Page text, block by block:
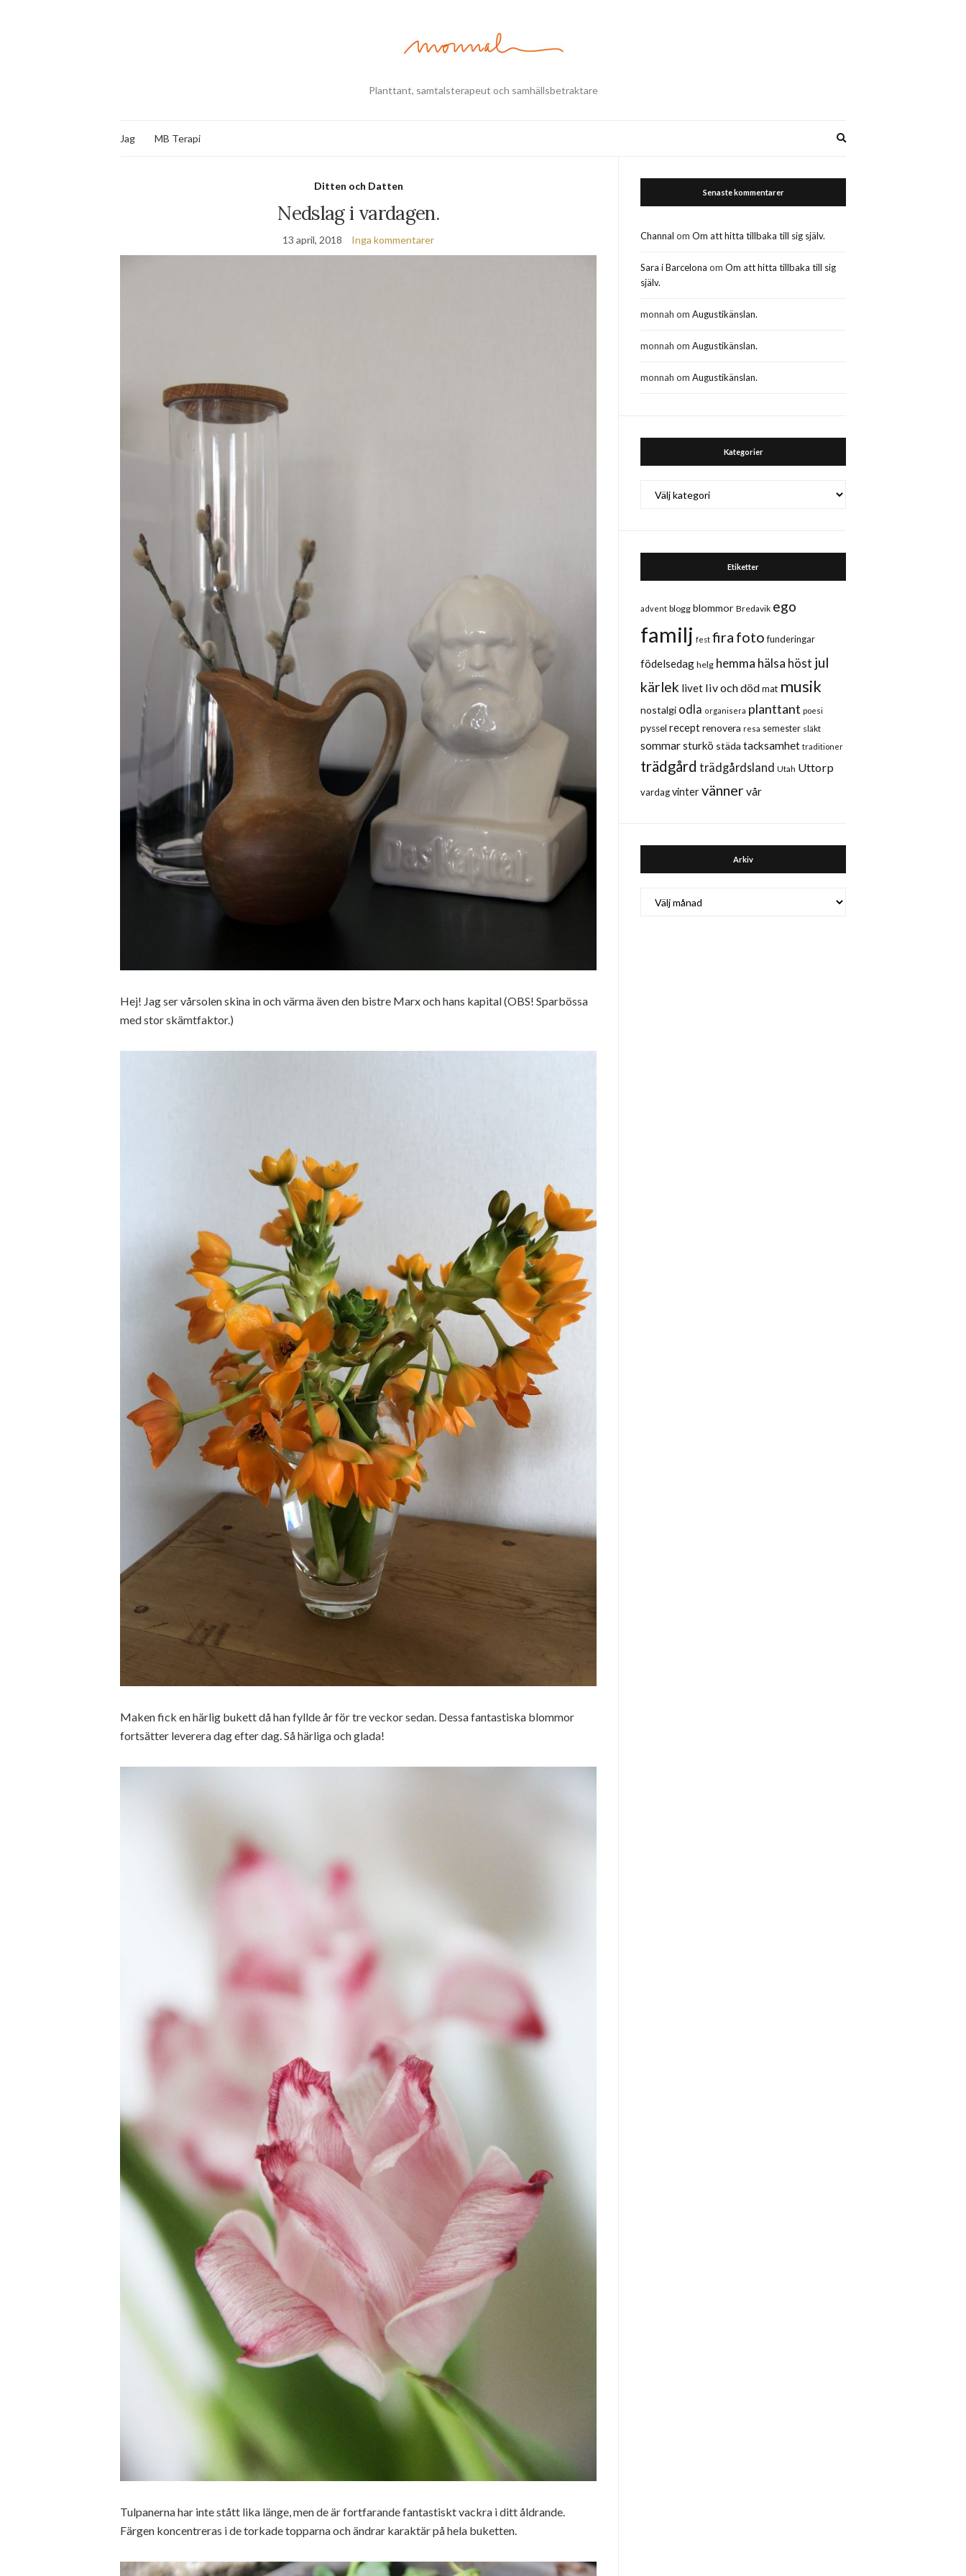
Planttant, samtalsterapeut och samhällsbetraktare
Jag MB Terapi
Ditten och Datten
Nedslag i vardagen.
13 april, 2018 Inga kommentarer
Hej! Jag ser vårsolen skina in och värma även den bistre Marx och hans kapital (OBS! Sparbössa
med stor skämtfaktor.)
Maken fick en härlig bukett då han fyllde år för tre veckor sedan. Dessa fantastiska blommor
fortsätter leverera dag efter dag. Så härliga och glada!
Tulpanerna har inte stått lika länge, men de är fortfarande fantastiskt vackra i ditt åldrande.
Färgen koncentreras i de torkade topparna och ändrar karaktär på hela buketten.
Senaste kommentarer
Channal omOm att hitta tillbaka till sig själv.
Sara i Barcelona omOm att hitta tillbaka till sig
själv.
monnah omAugustikänslan.
monnah omAugustikänslan.
monnah omAugustikänslan.
Kategorier
Etiketter
advent blogg blommor Bredavik ego
familj fest fira foto funderingar
födelsedag helg hemma hälsa höst jul
kärlek livet liv och död mat musik
nostalgi odla organisera planttant poesi
pyssel receptrenovera resa semester släkt
sommarsturkö städa tacksamhet traditioner
trädgård trädgårdsland Utah Uttorp
vardag vintervänner vår
Arkiv